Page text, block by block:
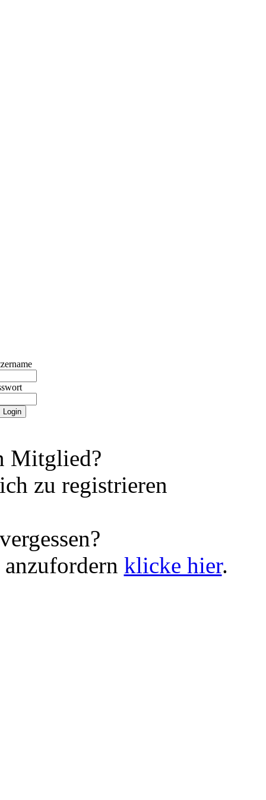
Mitglied?
zu registrieren
klicke hier.